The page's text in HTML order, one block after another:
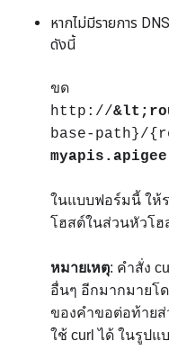
หากไม่มีรายการ
ดังนี้
ขด
http://
base-path}/
ในแบบฟอร์มนี้ ให้
โฮสต์ในส่วนหัวโฮ
หมายเหตุ: คำสั่ง
อื่นๆ อีกมากมายโ
ของคำขอต่อท้าย
ใช้ curl ได้ ในรูปแ